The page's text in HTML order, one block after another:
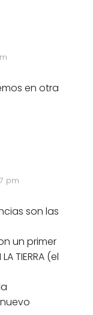
en otra
pm
son las
un primer
TIERRA (el